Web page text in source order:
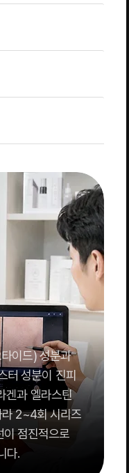
이드) 성분과
터 성분이 진피
겐과 엘라스틴
라 2~4회 시리즈
이 점진적으로
다.